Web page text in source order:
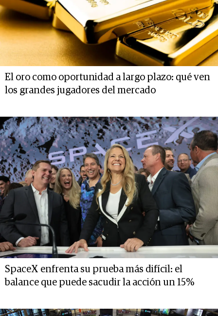
El oro como oportunidad a largo plazo: qué ven
los grandes jugadores del mercado
SpaceX enfrenta su prueba más difícil: el
balance que puede sacudir la acción un 15%